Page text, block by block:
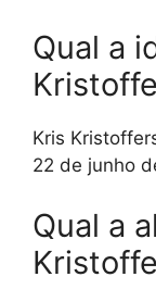
Qual a
Kris
22 de junho
Qual a